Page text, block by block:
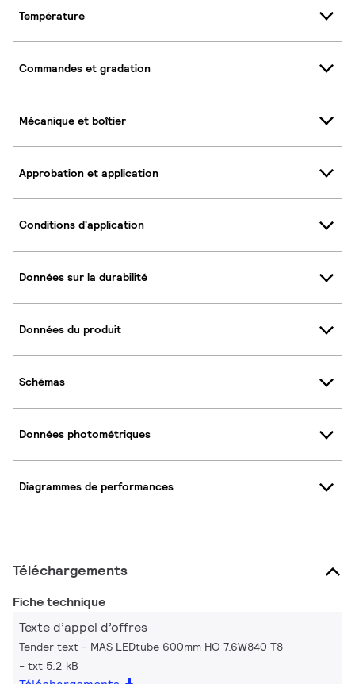
Température
Commandes et gradation
Mécanique et boîtier
Approbation et application
Conditions d'application
Données sur la durabilité
Données du produit
Schémas
Données photométriques
Diagrammes de performances
Téléchargements
Fiche technique
Texte d’appel d’offres
Tender text - MAS LEDtube 600mm HO 7.6W840 T8
txt 5.2 kB